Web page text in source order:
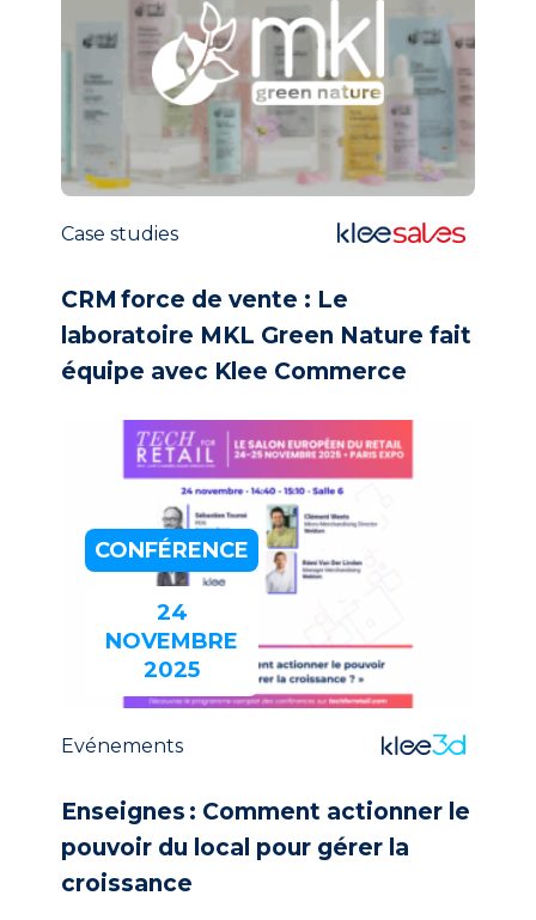
Case studies
CRM force de vente : Le
laboratoire MKL Green Nature fait
équipe avec Klee Commerce
CONFÉRENCE
24
NOVEMBRE
2025
Evénements
Enseignes : Comment actionner le
pouvoir du local pour gérer la
croissance